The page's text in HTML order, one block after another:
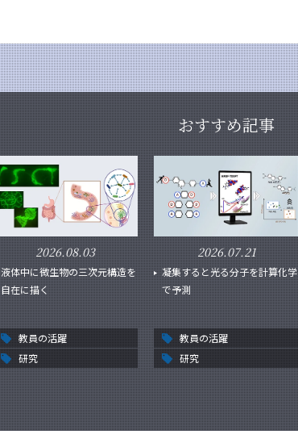
おすすめ記事
2026.08.03
液体中に微生物の三次元構造を
自在に描く
教員の活躍
研究
2026.07.21
凝集すると光る分子を計算化学
で予測
教員の活躍
研究